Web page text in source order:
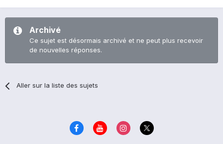
Archivé
Ce sujet est désormais archivé et ne peut plus recevoir
de nouvelles réponses.
Aller sur la liste des sujets